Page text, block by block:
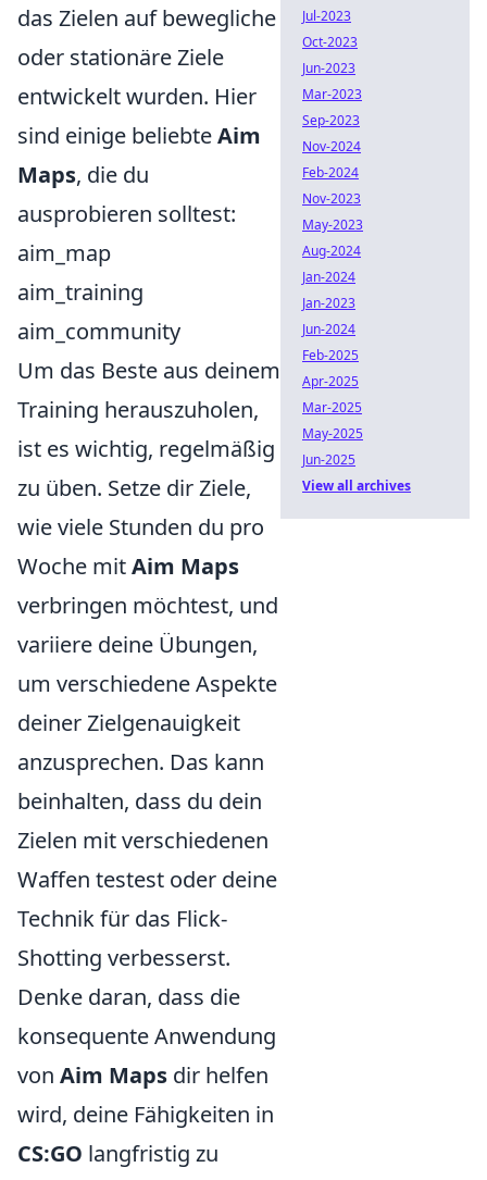
das Zielen auf bewegliche
oder stationäre Ziele
entwickelt wurden. Hier
sind einige beliebteAim
Maps, die du
ausprobieren solltest:
aim_map
aim_training
aim_community
Um das Beste aus deinem
Training herauszuholen,
ist es wichtig, regelmäßig
zu üben. Setze dir Ziele,
wie viele Stunden du pro
Woche mitAim Maps
verbringen möchtest, und
variiere deine Übungen,
um verschiedene Aspekte
deiner Zielgenauigkeit
anzusprechen. Das kann
beinhalten, dass du dein
Zielen mit verschiedenen
Waffen testest oder deine
Technik für das Flick-
Shotting verbesserst.
Denke daran, dass die
konsequente Anwendung
von Aim Maps dir helfen
wird, deine Fähigkeiten in
CS:GO langfristig zu
Jul-2023
Oct-2023
Jun-2023
Mar-2023
Sep-2023
Nov-2024
Feb-2024
Nov-2023
May-2023
Aug-2024
Jan-2024
Jan-2023
Jun-2024
Feb-2025
Apr-2025
Mar-2025
May-2025
Jun-2025
View all archives